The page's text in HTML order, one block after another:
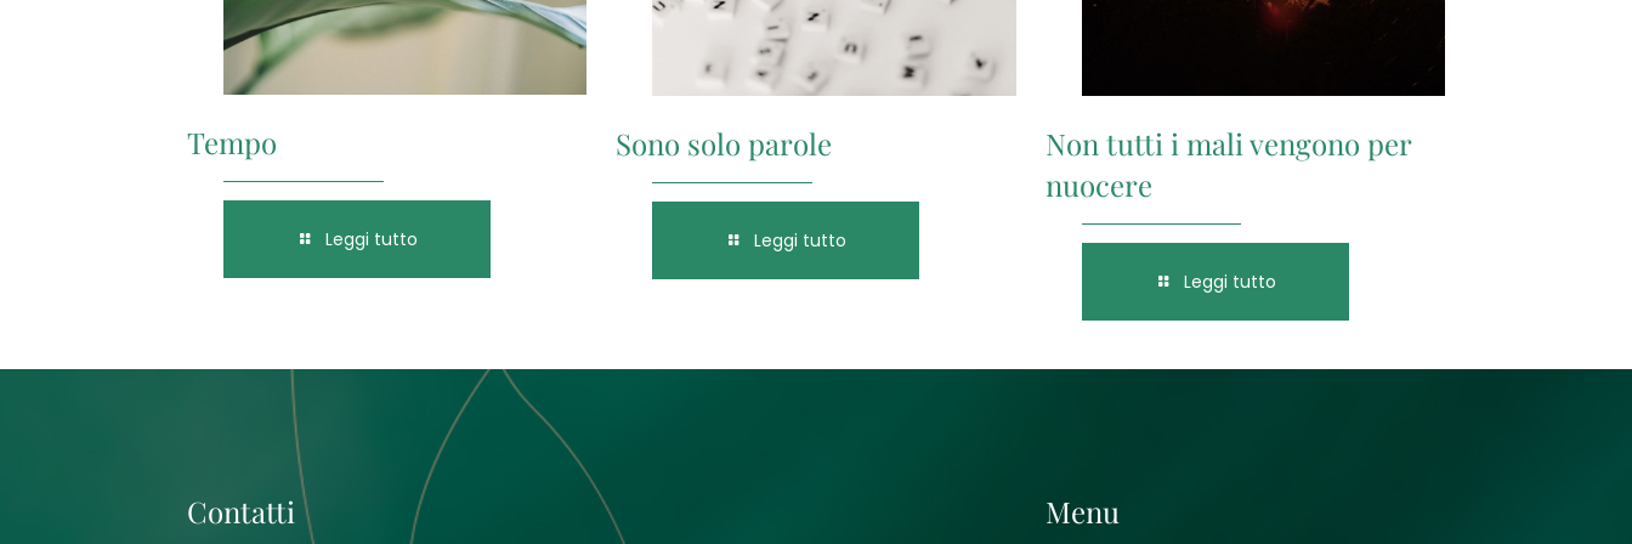
Tempo
Leggi tutto
Sono solo parole
Leggi tutto
Non tutti i mali vengono per
nuocere
Leggi tutto
Contatti Menu